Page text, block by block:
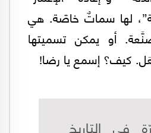
لها سماتٌ خاصّة. هي
أو يمكن تسميتها
كيف؟ إسمع يا رضا!
في التاريخ